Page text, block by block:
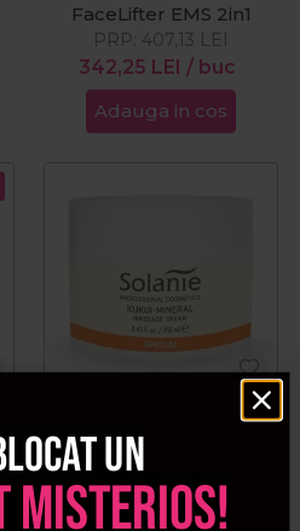
FaceLifter EMS 2in1
342,25 LEI / buc
PRP: 407,13 LEI
Adauga in cos
Solanie Crema de masaj
cu ulei de nuci kukui si
minerale Special 250ml
158,99LEI / buc
un
misterios!